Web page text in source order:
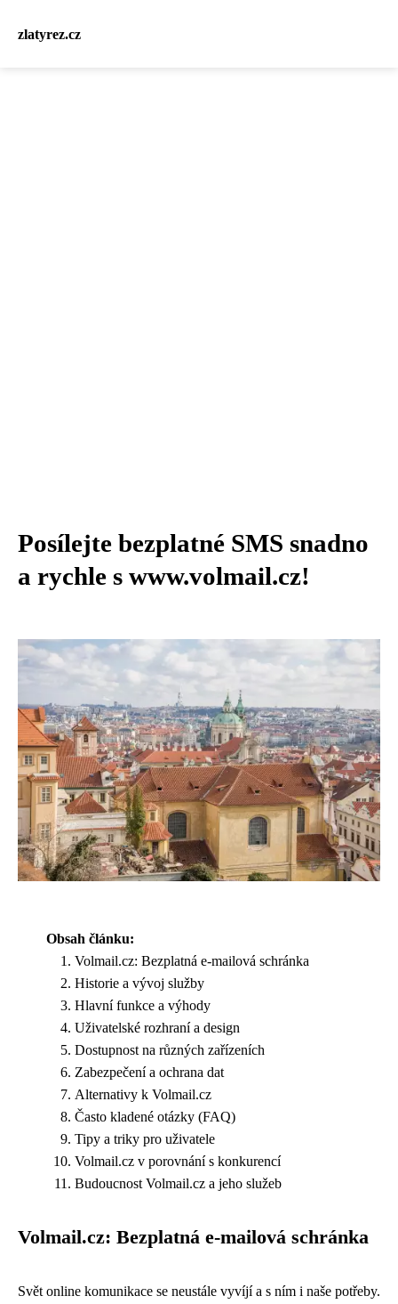
zlatyrez.cz
Posílejte bezplatné SMS snadno
a rychle s www.volmail.cz!
Obsah článku:
Volmail.cz: Bezplatná e-mailová schránka
Historie a vývoj služby
Hlavní funkce a výhody
Uživatelské rozhraní a design
Dostupnost na různých zařízeních
Zabezpečení a ochrana dat
Alternativy k Volmail.cz
Často kladené otázky (FAQ)
Tipy a triky pro uživatele
Volmail.cz v porovnání s konkurencí
Budoucnost Volmail.cz a jeho služeb
Volmail.cz: Bezplatná e-mailová schránka
Svět online komunikace se neustále vyvíjí a s ním i naše potřeby.